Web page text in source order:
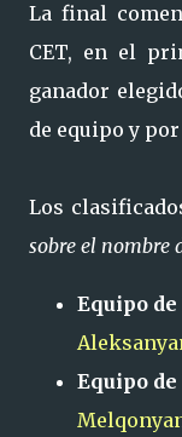
La final
CET, en el
ganador
de equipo y
Los
sobre el nombre
Equipo
Equipo